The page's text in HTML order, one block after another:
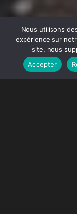
Nous utilisons
expérience sur
site, nous
Accepter